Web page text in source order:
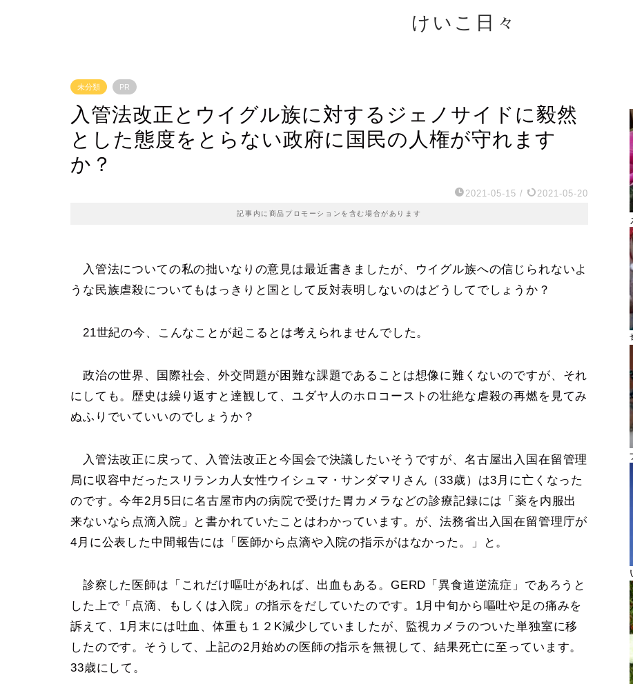
けいこ日々
未分類 PR
入管法改正とウイグル族に対するジェノサイドに毅然
とした態度をとらない政府に国民の人権が守れます
か？
2021-05-15 / 2021-05-20
記事内に商品プロモーションを含む場合があります
入管法についての私の拙いなりの意見は最近書きましたが、ウイグル族への信じられないよ
うな民族虐殺についてもはっきりと国として反対表明しないのはどうしてでしょうか？
21世紀の今、こんなことが起こるとは考えられませんでした。
政治の世界、国際社会、外交問題が困難な課題であることは想像に難くないのですが、それ
にしても。歴史は繰り返すと達観して、ユダヤ人のホロコーストの壮絶な虐殺の再燃を見てみ
ぬふりでいていいのでしょうか？
入管法改正に戻って、入管法改正と今国会で決議したいそうですが、名古屋出入国在留管理
局に収容中だったスリランカ人女性ウイシュマ・サンダマリさん（33歳）は3月に亡くなった
のです。今年2月5日に名古屋市内の病院で受けた胃カメラなどの診療記録には「薬を内服出
来ないなら点滴入院」と書かれていたことはわかっています。が、法務省出入国在留管理庁が
4月に公表した中間報告には「医師から点滴や入院の指示がはなかった。」と。
診察した医師は「これだけ嘔吐があれば、出血もある。GERD「異食道逆流症」であろうと
した上で「点滴、もしくは入院」の指示をだしていたのです。1月中旬から嘔吐や足の痛みを
訴えて、1月末には吐血、体重も１２K減少していましたが、監視カメラのついた単独室に移
したのです。そうして、上記の2月始めの医師の指示を無視して、結果死亡に至っています。
33歳にして。